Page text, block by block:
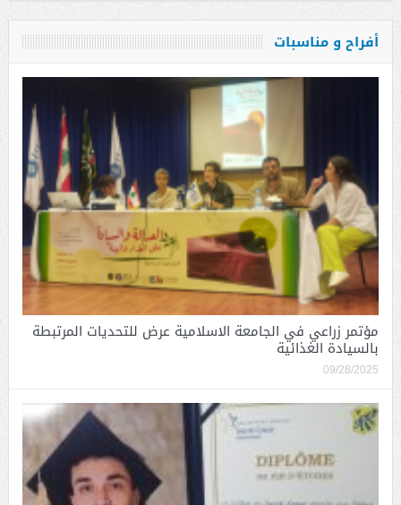
أفراح و مناسبات
مؤتمر زراعي في الجامعة الاسلامية عرض للتحديات المرتبطة
بالسيادة الغذائية
09/28/2025